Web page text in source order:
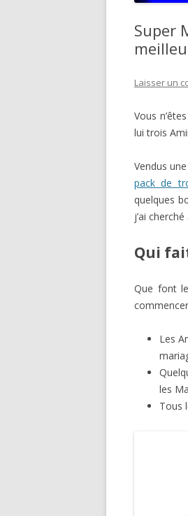
Super
Laisser un
Vous
lui trois
Vendus
pack de
quelques
j’ai
Qui
Que font
Les
les
Tous